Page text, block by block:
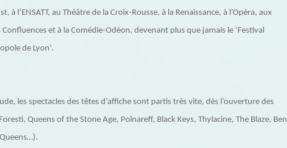
à l’ENSATT, au Théâtre de la Croix-Rousse, à la Renaissance, à l’Opéra, aux
et à la Comédie-Odéon, devenant plus que jamais le ‘Festival
de Lyon’.
les spectacles des têtes d’affiche sont partis très vite, dès l’ouverture des
Queens of the Stone Age, Polnareff, Black Keys, Thylacine, The Blaze, Ben